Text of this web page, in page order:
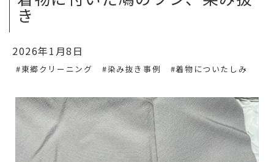
き
2026年1月8日
#東郷クリーニング #染み抜き事例 #着物についたしみ